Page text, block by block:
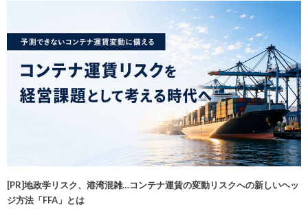
[PR]地政学リスク、港湾混雑…コンテナ運賃の変動リスクへの新しいヘッ
ジ方法「FFA」とは